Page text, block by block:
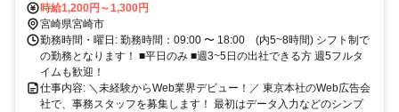
時給1,200円～1,300円
宮崎県宮崎市
勤務時間・曜日: 勤務時間：09:00 〜 18:00 (内5~8時間) シフト制で
の勤務となります！ ■平日のみ ■週3~5日の出社できる方 週5フルタ
イムも歓迎！
仕事内容: ＼未経験からWeb業界デビュー！／ 東京本社のWeb広告会
社で、事務スタッフを募集します！ 最初はデータ入力などのシンプ